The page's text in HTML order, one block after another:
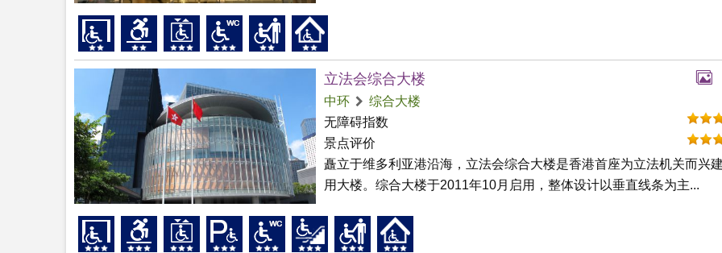
立法会综合大楼
中环
综合大楼
无障碍指数
景点评价
矗立于维多利亚港沿海，立法会综合大楼是香港首座为立法机关而兴
用大楼。综合大楼于2011年10月启用，整体设计以垂直线条为主...